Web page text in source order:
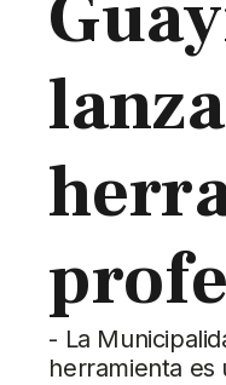
- La
herramienta es